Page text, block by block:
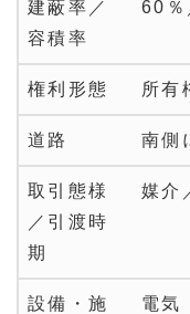
建蔽率／
容積率
60％
権利形態 所有
道路 南側
取引態様
／引渡時
期
媒介
設備・施
電気